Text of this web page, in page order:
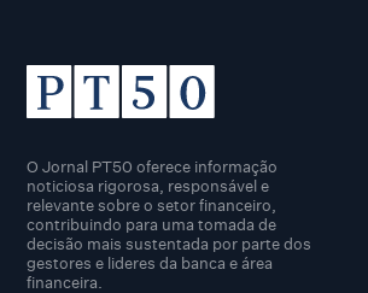
O Jornal PT50 oferece informação
noticiosa rigorosa, responsável e
relevante sobre o setor financeiro,
contribuindo para uma tomada de
decisão mais sustentada por parte dos
gestores e lideres da banca e área
financeira.